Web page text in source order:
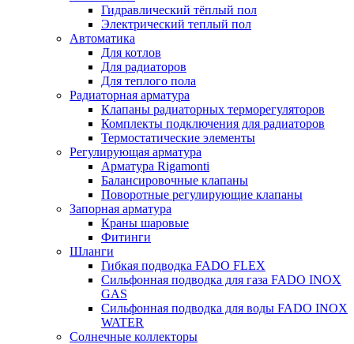
Гидравлический тёплый пол
Электрический теплый пол
Автоматика
Для котлов
Для радиаторов
Для теплого пола
Радиаторная арматура
Клапаны радиаторных терморегуляторов
Комплекты подключения для радиаторов
Термостатические элементы
Регулирующая арматура
Арматура Rigamonti
Балансировочные клапаны
Поворотные регулирующие клапаны
Запорная арматура
Краны шаровые
Фитинги
Шланги
Гибкая подводка FADO FLEX
Сильфонная подводка для газа FADO INOX
GAS
Сильфонная подводка для воды FADO INOX
WATER
Солнечные коллекторы